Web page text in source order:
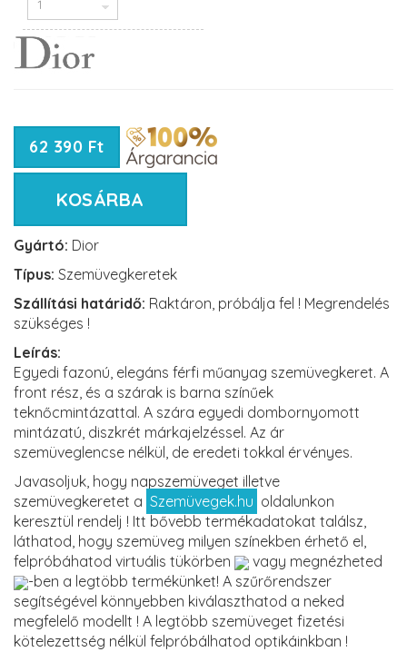
62 390 Ft
KOSÁRBA
Gyártó: Dior
Típus: Szemüvegkeretek
Szállítási határidő: Raktáron, próbálja fel ! Megrendelés
szükséges !
Leírás:
Egyedi fazonú, elegáns férfi műanyag szemüvegkeret. A
front rész, és a szárak is barna színűek
teknőcmintázattal. A szára egyedi dombornyomott
mintázatú, diszkrét márkajelzéssel. Az ár
szemüveglencse nélkül, de eredeti tokkal érvényes.
Javasoljuk, hogy napszemüveget illetve
szemüvegkeretet a Szemüvegek.hu oldalunkon
keresztül rendelj ! Itt bővebb termékadatokat találsz,
láthatod, hogy szemüveg milyen színekben érhető el,
felpróbáhatod virtuális tükörben
vagy megnézheted
-ben a legtöbb termékünket! A szűrőrendszer
segítségével könnyebben kiválaszthatod a neked
megfelelő modellt ! A legtöbb szemüveget fizetési
kötelezettség nélkül felpróbálhatod optikáinkban !